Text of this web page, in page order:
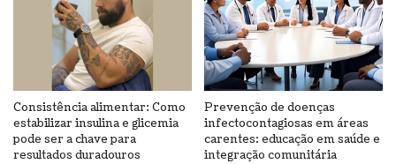
Consistência alimentar: Como
estabilizar insulina e glicemia
pode ser a chave para
resultados duradouros
Prevenção de doenças
infectocontagiosas em áreas
carentes: educação em saúde e
integração comunitária